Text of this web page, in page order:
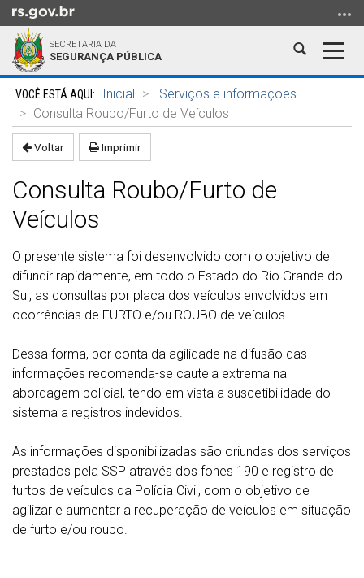
para
conteúdo
menu
para
busca
SECRETARIA DA
SEGURANÇA PÚBLICA
Abrir
busca
Início
conteúdo
Inicial
Serviços e informações
Consulta Roubo/Furto de Veículos
Voltar Imprimir
Consulta Roubo/Furto de
Veículos
O presente sistema foi desenvolvido com o objetivo de
difundir rapidamente, em todo o Estado do Rio Grande do
Sul, as consultas por placa dos veículos envolvidos em
ocorrências de FURTO e/ou ROUBO de veículos.
Dessa forma, por conta da agilidade na difusão das
informações recomenda-se cautela extrema na
abordagem policial, tendo em vista a suscetibilidade do
sistema a registros indevidos.
As informações disponibilizadas são oriundas dos serviços
prestados pela SSP através dos fones 190 e registro de
furtos de veículos da Polícia Civil, com o objetivo de
agilizar e aumentar a recuperação de veículos em situação
de furto e/ou roubo.